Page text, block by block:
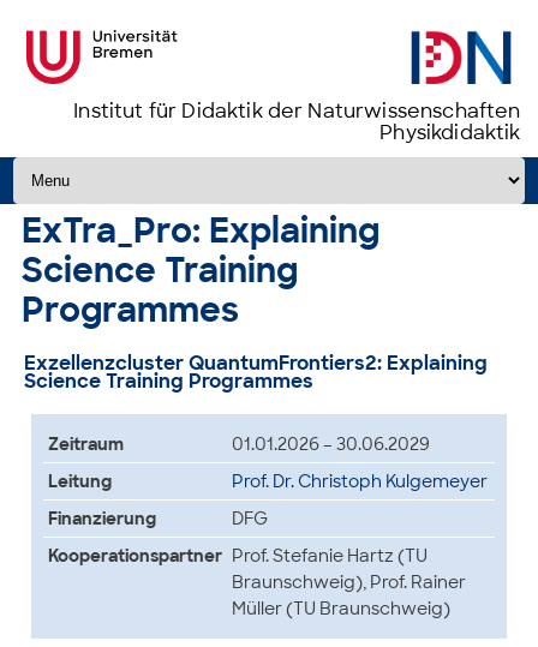
Institut für Didaktik der Naturwissenschaften
Physikdidaktik
Zum Inhalt springen
ExTra_Pro: Explaining
Science Training
Programmes
Exzellenzcluster QuantumFrontiers2: Explaining
Science Training Programmes
Zeitraum
01.01.2026 – 30.06.2029
Leitung
Prof. Dr. Christoph Kulgemeyer
Finanzierung
DFG
Kooperationspartner Prof. Stefanie Hartz (TU
Braunschweig), Prof. Rainer
Müller (TU Braunschweig)